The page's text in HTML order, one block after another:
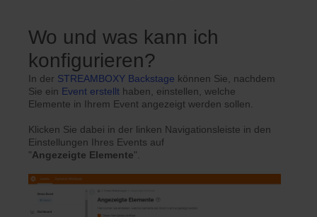
Wo und was kann ich
konfigurieren?
In der STREAMBOXY Backstage können Sie, nachdem
Sie ein Event erstellt haben, einstellen, welche
Elemente in Ihrem Event angezeigt werden sollen.
Klicken Sie dabei in der linken Navigationsleiste in den
Einstellungen Ihres Events auf
"Angezeigte Elemente".